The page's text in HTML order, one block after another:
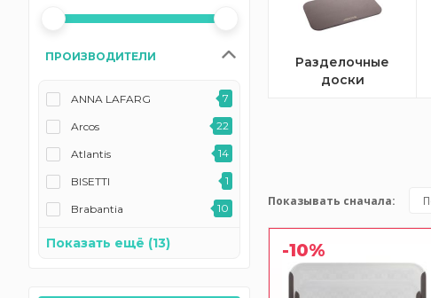
ПРОИЗВОДИТЕЛИ
ANNA LAFARG 7
Arcos 22
Atlantis 14
BISETTI 1
Brabantia 10
CASAFINA BY COSTA
Показать ещё (13)
Разделочные
доски
Показывать сначала:
-10%